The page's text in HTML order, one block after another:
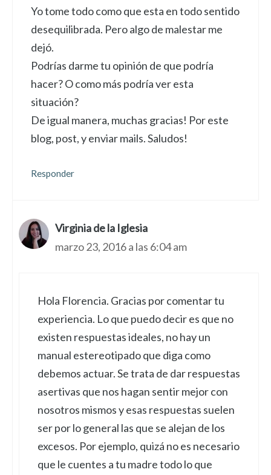
Yo tome todo como que esta en todo sentido
desequilibrada. Pero algo de malestar me
dejó.
Podrías darme tu opinión de que podría
hacer? O como más podría ver esta
situación?
De igual manera, muchas gracias! Por este
blog, post, y enviar mails. Saludos!
Responder
Virginia de la Iglesia
marzo 23, 2016 a las 6:04 am
Hola Florencia. Gracias por comentar tu
experiencia. Lo que puedo decir es que no
existen respuestas ideales, no hay un
manual estereotipado que diga como
debemos actuar. Se trata de dar respuestas
asertivas que nos hagan sentir mejor con
nosotros mismos y esas respuestas suelen
ser por lo general las que se alejan de los
excesos. Por ejemplo, quizá no es necesario
que le cuentes a tu madre todo lo que